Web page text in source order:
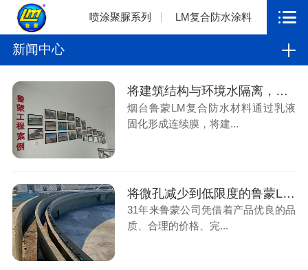
喷涂聚脲系列 LM复合防水涂料
新闻中心
将建筑结构与环境水隔离，从而达到防水目的的鲁蒙LM复合防水涂料
烟台鲁蒙LM复合防水材料通过乳液
固化形成连续膜，将建...
将微孔减少到低限度的鲁蒙LM防腐涂料施工是涂多层
31年来鲁蒙公司凭借着产品优良的品
质、合理的价格、完...